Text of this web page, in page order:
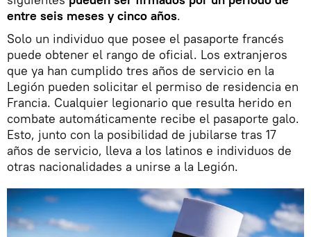
entre seis meses y cinco años.
Solo un individuo que posee el pasaporte francés
puede obtener el rango de oficial. Los extranjeros
que ya han cumplido tres años de servicio en la
Legión pueden solicitar el permiso de residencia en
Francia. Cualquier legionario que resulta herido en
combate automáticamente recibe el pasaporte galo.
Esto, junto con la posibilidad de jubilarse tras 17
años de servicio, lleva a los latinos e individuos de
otras nacionalidades a unirse a la Legión.